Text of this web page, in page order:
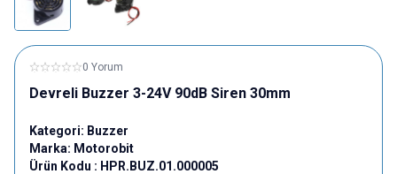
0 Yorum
Devreli Buzzer 3-24V 90dB Siren 30mm
Kategori: Buzzer
Marka: Motorobit
Ürün Kodu : HPR.BUZ.01.000005